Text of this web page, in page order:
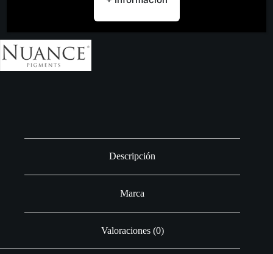
Descripción
Marca
Valoraciones (0)